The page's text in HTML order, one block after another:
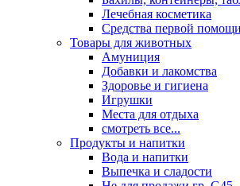
Лечебная косметика
Средства первой помощи
Товары для животных
Амуниция
Добавки и лакомства
Здоровье и гигиена
Игрушки
Места для отдыха
смотреть все...
Продукты и напитки
Вода и напитки
Выпечка и сладости